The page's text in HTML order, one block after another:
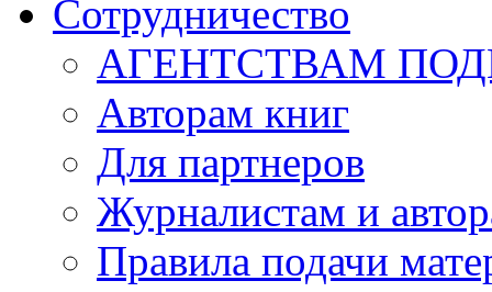
Сотрудничество
АГЕНТСТВАМ
Авторам книг
Для партнеров
Журналистам и
Правила подачи